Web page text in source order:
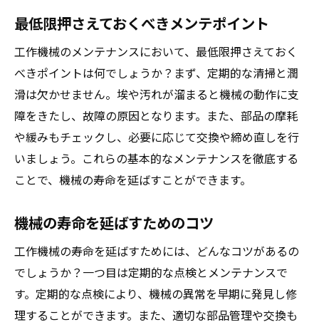
最低限押さえておくべきメンテポイント
工作機械のメンテナンスにおいて、最低限押さえておく
べきポイントは何でしょうか？まず、定期的な清掃と潤
滑は欠かせません。埃や汚れが溜まると機械の動作に支
障をきたし、故障の原因となります。また、部品の摩耗
や緩みもチェックし、必要に応じて交換や締め直しを行
いましょう。これらの基本的なメンテナンスを徹底する
ことで、機械の寿命を延ばすことができます。
機械の寿命を延ばすためのコツ
工作機械の寿命を延ばすためには、どんなコツがあるの
でしょうか？一つ目は定期的な点検とメンテナンスで
す。定期的な点検により、機械の異常を早期に発見し修
理することができます。また、適切な部品管理や交換も